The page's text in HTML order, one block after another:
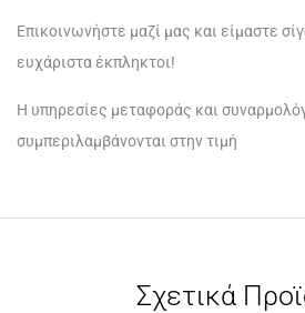
Επικοινωνήστε μαζί μας και είμαστε
ευχάριστα έκπληκτοι!
Η υπηρεσίες μεταφοράς και
συμπεριλαμβάνονται στην τιμή
Σχετικά